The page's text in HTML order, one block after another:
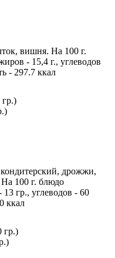
вишня. На 100 г.
- 15,4 г., углеводов
- 297.7 ккал
дрожжи,
На 100 г. блюдо
гр., углеводов - 60
ккал